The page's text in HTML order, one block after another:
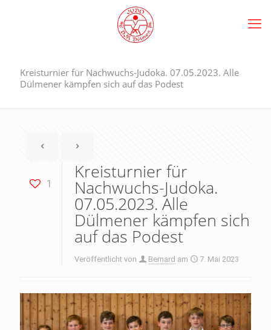
Kreisturnier für Nachwuchs-Judoka. 07.05.2023. Alle
Dülmener kämpfen sich auf das Podest
1
Kreisturnier für
Nachwuchs-Judoka.
07.05.2023. Alle
Dülmener kämpfen sich
auf das Podest
Veröffentlicht von Bernard am 7. Mai 2023